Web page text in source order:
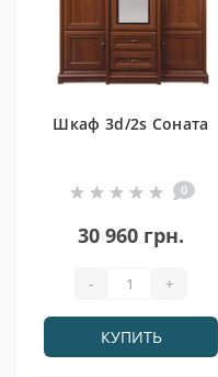
Шкаф 3d/2s Соната
0
30 960 грн.
- +
КУПИТЬ